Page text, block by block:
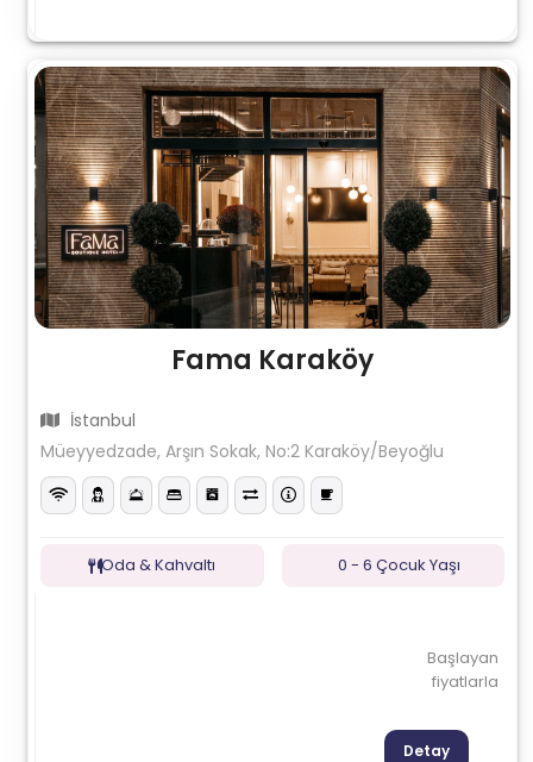
Fama Karaköy
İstanbul
Müeyyedzade, Arşın Sokak, No:2 Karaköy/Beyoğlu
Oda & Kahvaltı 0 - 6 Çocuk Yaşı
Başlayan
fiyatlarla
Detay